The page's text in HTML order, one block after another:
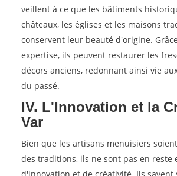
veillent à ce que les bâtiments
châteaux, les églises et les maisons
conservent leur beauté d'origine.
expertise, ils peuvent restaurer les
décors anciens, redonnant ainsi vie
du passé.
IV. L'Innovation et la
Var
Bien que les artisans menuisiers
des traditions, ils ne sont pas en reste